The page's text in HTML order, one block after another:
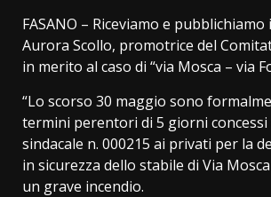
FASANO – Riceviamo e
Aurora Scollo, promotrice del
in merito al caso di “via Mosca – via
“Lo scorso 30 maggio sono
termini perentori di 5 giorni concessi
sindacale n. 000215 ai privati per la
in sicurezza dello stabile di Via
un grave incendio.